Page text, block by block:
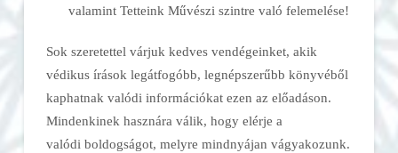
valamint Tetteink Művészi szintre való felemelése!
Sok szeretettel várjuk kedves vendégeinket, akik
védikus írások legátfogóbb, legnépszerűbb könyvéből
kaphatnak valódi információkat ezen az előadáson.
Mindenkinek hasznára válik, hogy elérje a
valódi boldogságot, melyre mindnyájan vágyakozunk.